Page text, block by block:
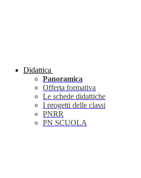
Didattica
Panoramica
Offerta formativa
Le schede didattiche
I progetti delle classi
PNRR
PN SCUOLA